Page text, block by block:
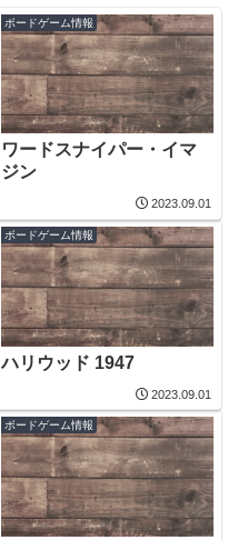
ボードゲーム情報
ワードスナイパー・イマ
ジン
2023.09.01
ボードゲーム情報
ハリウッド 1947
2023.09.01
ボードゲーム情報